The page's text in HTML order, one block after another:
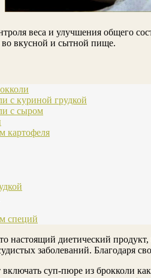
веса и улучшения общего
во вкусной и сытной пище.
с куриной грудкой
с сыром
картофеля
специй
настоящий диетический
заболеваний. Благодаря
суп-пюре из брокколи